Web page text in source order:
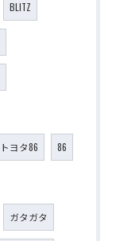
BLITZ
トヨタ86 86
ガタガタ